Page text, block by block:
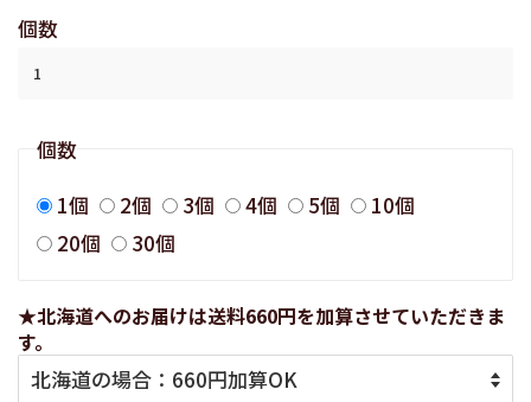
個数
個数
1個
2個 3個 4個 5個
10個
20個
30個
★北海道へのお届けは送料660円を加算させていただきま
す。